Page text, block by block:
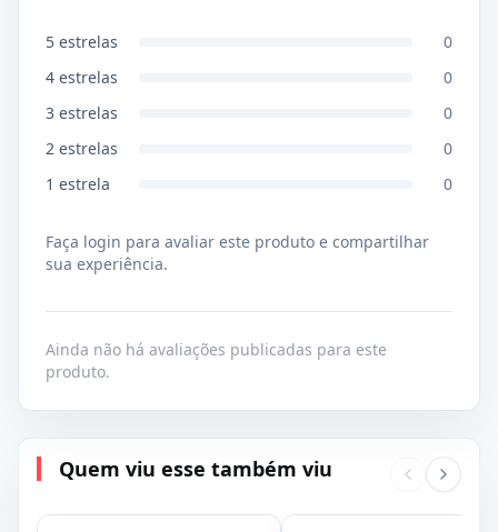
5 estrelas
0
4 estrelas
0
3 estrelas
0
2 estrelas
0
1 estrela 0
Faça login para avaliar este produto e compartilhar
sua experiência.
Ainda não há avaliações publicadas para este
produto.
Quem viu esse também viu